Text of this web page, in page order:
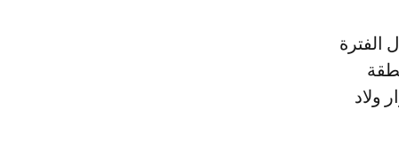
نتيجة بلغت مداها 192 ملم خلال الفترة
ولاد